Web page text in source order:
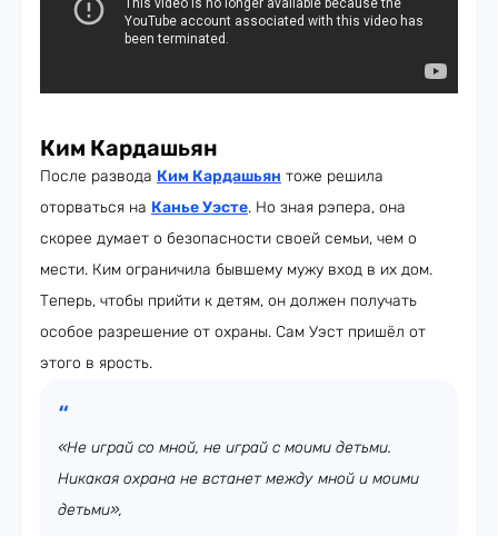
Ким Кардашьян
После развода Ким Кардашьян тоже решила
оторваться на Канье Уэсте. Но зная рэпера, она
скорее думает о безопасности своей семьи, чем о
мести. Ким ограничила бывшему мужу вход в их дом.
Теперь, чтобы прийти к детям, он должен получать
особое разрешение от охраны. Сам Уэст пришёл от
этого в ярость.
«Не играй со мной, не играй с моими детьми.
Никакая охрана не встанет между мной и моими
детьми»,